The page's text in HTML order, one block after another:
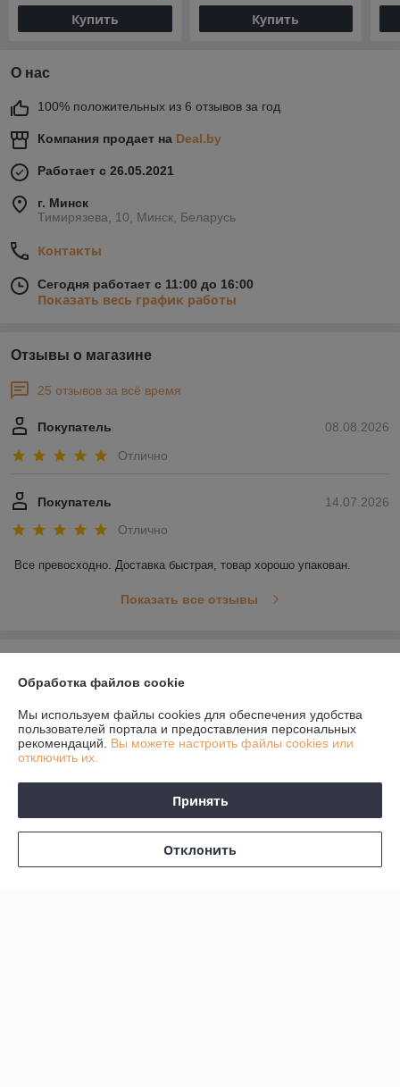
Купить Купить
О нас
100% положительных из 6 отзывов за год
Компания продает на Deal.by
Работает с 26.05.2021
г. Минск
Тимирязева, 10, Минск, Беларусь
Контакты
Сегодня работает с 11:00 до 16:00
Показать весь график работы
Отзывы о магазине
25 отзывов за всё время
08.08.2026
Покупатель
Отлично
14.07.2026
Покупатель
Отлично
Все превосходно. Доставка быстрая, товар хорошо упакован.
Показать все отзывы
Доставка и оплата
График работы
Политика обработки cookies
Обработка файлов cookie
Мы используем файлы cookies для обеспечения удобства
пользователей портала и предоставления персональных
рекомендаций. Вы можете настроить файлы cookies или
отключить их.
Принять
Отклонить